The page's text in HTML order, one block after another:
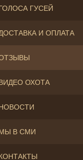
ГУСЕЙ
И ОПЛАТА
ОХОТА
В СМИ